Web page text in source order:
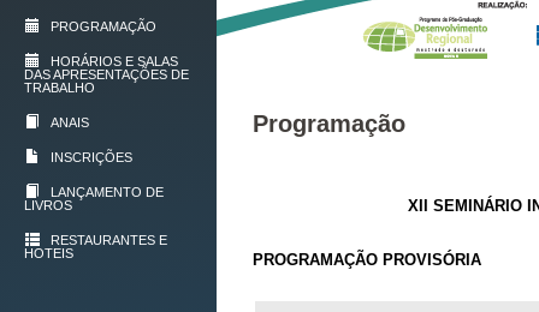
PROGRAMAÇÃO
HORÁRIOS E SALAS
DAS APRESENTAÇÕES DE
TRABALHO
ANAIS
INSCRIÇÕES
LANÇAMENTO DE
LIVROS
RESTAURANTES E
HOTEIS
Programação
XII SEMINÁRIO
PROGRAMAÇÃO PROVISÓRIA